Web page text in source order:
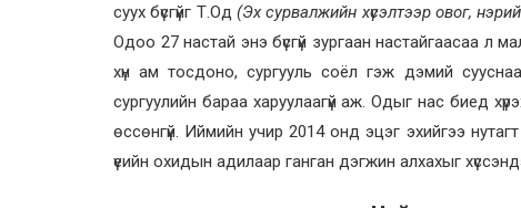
суух бүсгүйг Т.Од(Эх сурвалжийн хүсэлтээр овог,
Одоо 27 настай энэ бүсгүй зургаан настайгаасаа л
хүн ам тосдоно, сургууль соёл гэж дэмий
сургуулийн бараа харуулаагүй аж. Одыг нас биед
өссөнгүй. Иймийн учир 2014 онд эцэг эхийгээ
үеийн охидын адилаар ганган дэгжин алхахыг